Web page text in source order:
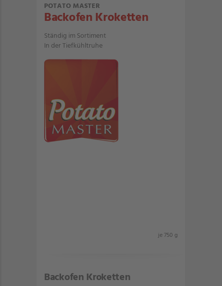
POTATO MASTER
Backofen Kroketten
Ständig im Sortiment
In der Tiefkühltruhe
je 750 g
Backofen Kroketten